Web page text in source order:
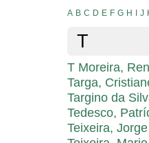
A B C D E F G H J
T
T Moreira,
Targa,
Targino da
Tedesco,
Teixeira,